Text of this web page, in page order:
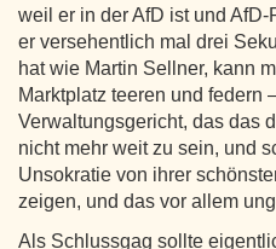
weil er in der AfD ist und
er versehentlich mal drei
hat wie Martin Sellner, kann
Marktplatz teeren und federn
Verwaltungsgericht, das das
nicht mehr weit zu sein, und
Unsokratie von ihrer
zeigen, und das vor allem
Als Schlussgag sollte